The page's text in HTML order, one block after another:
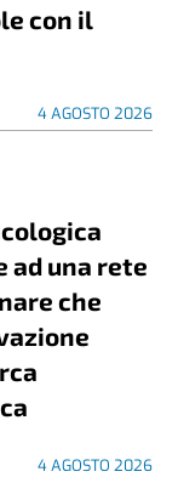
con il
4 AGOSTO 2026
ad una rete
che
4 AGOSTO 2026